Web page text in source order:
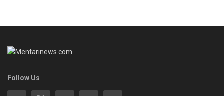
Follow Us